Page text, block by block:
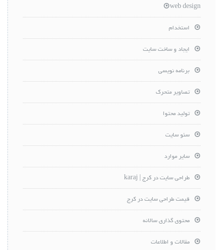
web design
استخدام
ایجاد و ساخت سایت
برنامه نویسی
تصاویر متحرک
تولید محتوا
سئو سایت
سایر موارد
طراحی سایت در کرج | karaj
قیمت طراحی سایت در کرج
محتوی گذاری سالانه
مقالات و اطلاعات